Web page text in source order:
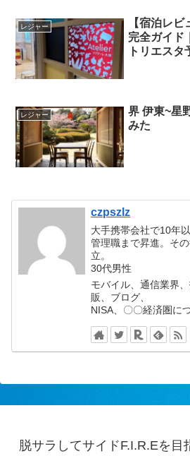
レジャー
【宿泊レ
完全ガイド
トリエス
レジャー
界 伊東~星
みた
czpszlz
大手携帯会社で10年以
管理職まで昇進。そ
立。
30代男性
モバイル、通信業界
販、ブログ、
NISA、〇〇経済圏に
脱サラしてサイドF.I.R.Eを目